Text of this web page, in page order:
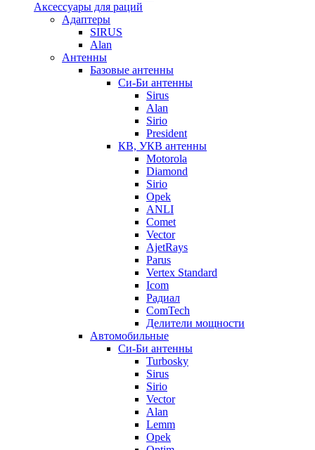
Аксессуары для раций
Адаптеры
SIRUS
Alan
Антенны
Базовые антенны
Си-Би антенны
Sirus
Alan
Sirio
President
КВ, УКВ антенны
Motorola
Diamond
Sirio
Opek
ANLI
Comet
Vector
AjetRays
Parus
Vertex Standard
Icom
Радиал
ComTech
Делители мощности
Автомобильные
Си-Би антенны
Turbosky
Sirus
Sirio
Vector
Alan
Lemm
Opek